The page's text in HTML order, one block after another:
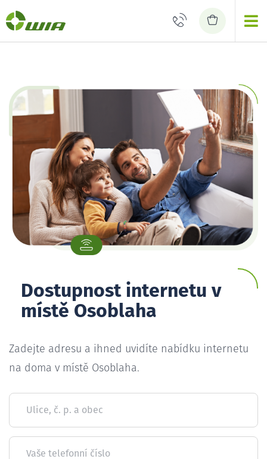
Dostupnost internetu v
místě Osoblaha
Zadejte adresu a ihned uvidíte nabídku internetu
na doma v místě Osoblaha.
Ulice, č. p. a obec
Vaše telefonní číslo